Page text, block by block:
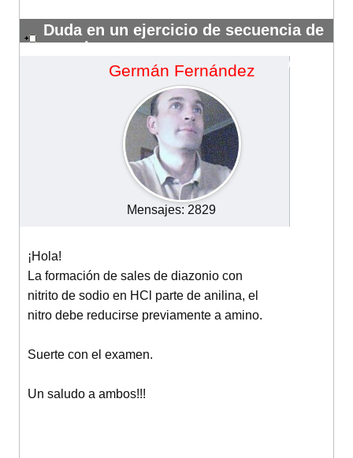
Duda en un ejercicio de secuencia de
reacciones
#14180
Germán Fernández
Mensajes: 2829
¡Hola!
La formación de sales de diazonio con
nitrito de sodio en HCl parte de anilina, el
nitro debe reducirse previamente a amino.
Suerte con el examen.
Un saludo a ambos!!!